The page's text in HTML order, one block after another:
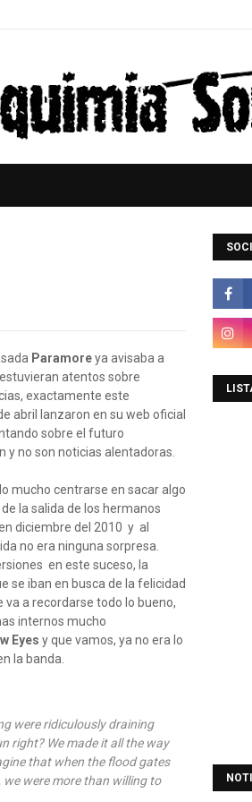
Paramoreya avisaba a
atentos sobre
exactamente este
abril lanzaron en su web oficial
sobre el futuro
y no son noticias alentadoras.
mucho centrarse en sacar algo
la salida de los hermanos
diciembre del 2010 y al
no era ninguna sorpresa.
en este suceso, la
se iban en busca de la felicidad
a recordarse todo lo bueno,
internos mucho
Eyes y que vamos, ya no era lo
la banda.
were ridiculously draining
right? We made it all the way
that when the flood gates
were more than willing to